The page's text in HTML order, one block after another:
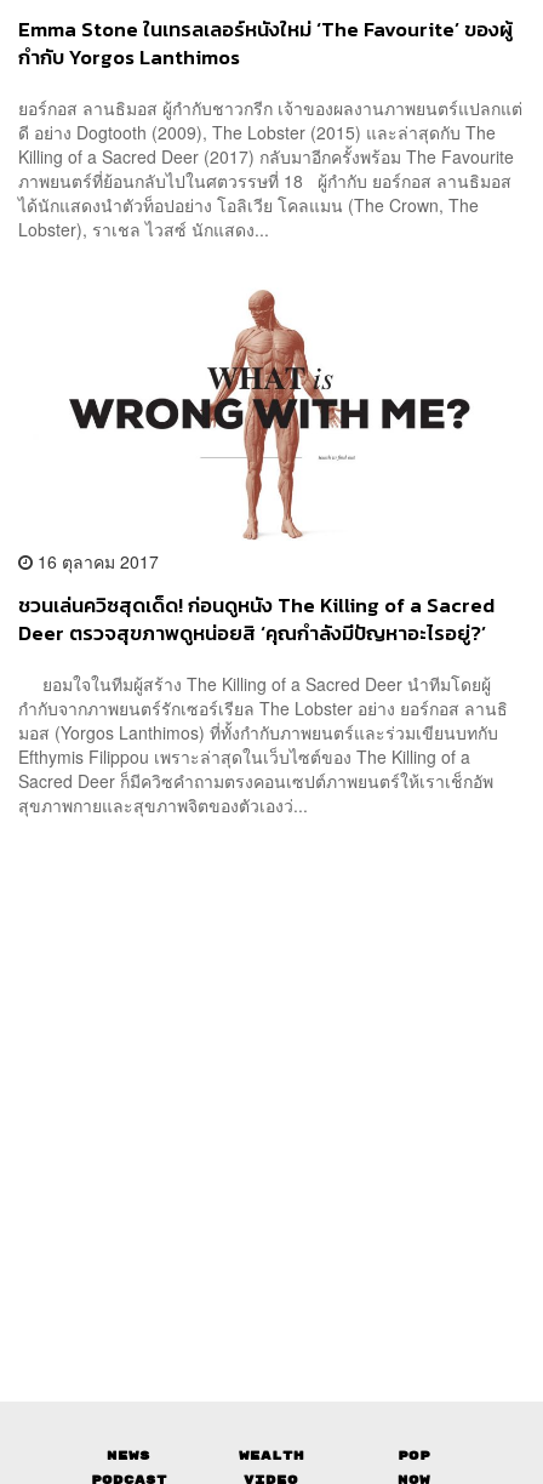
Emma Stone ในเทรลเลอร์หนังใหม่ ‘The Favourite’ ของผู้
กำกับ Yorgos Lanthimos
ยอร์กอส ลานธิมอส ผู้กำกับชาวกรีก เจ้าของผลงานภาพยนตร์แปลกแต่
ดี อย่าง Dogtooth (2009), The Lobster (2015) และล่าสุดกับ The
Killing of a Sacred Deer (2017) กลับมาอีกครั้งพร้อม The Favourite
ภาพยนตร์ที่ย้อนกลับไปในศตวรรษที่ 18 ผู้กำกับ ยอร์กอส ลานธิมอส
ได้นักแสดงนำตัวท็อปอย่าง โอลิเวีย โคลแมน (The Crown, The
Lobster), ราเชล ไวสซ์ นักแสดง...
16 ตุลาคม 2017
ชวนเล่นควิซสุดเด็ด! ก่อนดูหนัง The Killing of a Sacred
Deer ตรวจสุขภาพดูหน่อยสิ ‘คุณกำลังมีปัญหาอะไรอยู่?’
ยอมใจในทีมผู้สร้าง The Killing of a Sacred Deer นำทีมโดยผู้
กำกับจากภาพยนตร์รักเซอร์เรียล The Lobster อย่าง ยอร์กอส ลานธิ
มอส (Yorgos Lanthimos) ที่ทั้งกำกับภาพยนตร์และร่วมเขียนบทกับ
Efthymis Filippou เพราะล่าสุดในเว็บไซต์ของ The Killing of a
Sacred Deer ก็มีควิซคำถามตรงคอนเซปต์ภาพยนตร์ให้เราเช็กอัพ
สุขภาพกายและสุขภาพจิตของตัวเองว่...
News Wealth
Pop
Podcast
Video Now